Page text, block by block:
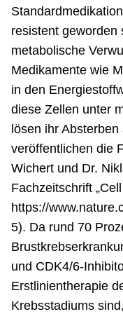
resistent geworden
metabolische
Medikamente wie
in den
diese Zellen unter
lösen ihr
veröffentlichen die
Wichert und Dr.
Fachzeitschrift
https://
5). Da rund 70
und CDK4/6-
Erstlinientherapie
Krebsstadiums